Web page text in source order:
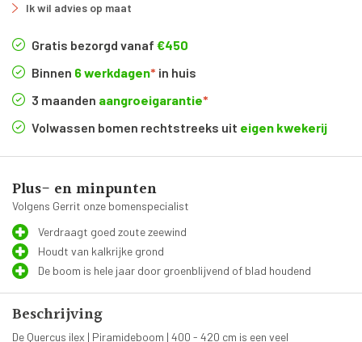
Ik wil advies op maat
Gratis bezorgd vanaf €450
Binnen 6 werkdagen* in huis
3 maanden aangroeigarantie*
Volwassen bomen rechtstreeks uit eigen kwekerij
Plus- en minpunten
Volgens Gerrit onze bomenspecialist
Verdraagt goed zoute zeewind
Houdt van kalkrijke grond
De boom is hele jaar door groenblijvend of blad houdend
Beschrijving
De Quercus ilex | Piramideboom | 400 - 420 cm is een veel